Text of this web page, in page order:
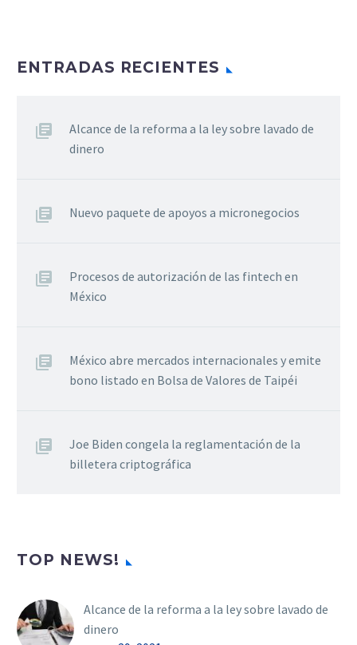
ENTRADAS RECIENTES
Alcance de la reforma a la ley sobre lavado de
dinero
Nuevo paquete de apoyos a micronegocios
Procesos de autorización de las fintech en
México
México abre mercados internacionales y emite
bono listado en Bolsa de Valores de Taipéi
Joe Biden congela la reglamentación de la
billetera criptográfica
TOP NEWS!
Alcance de la reforma a la ley sobre lavado de
dinero